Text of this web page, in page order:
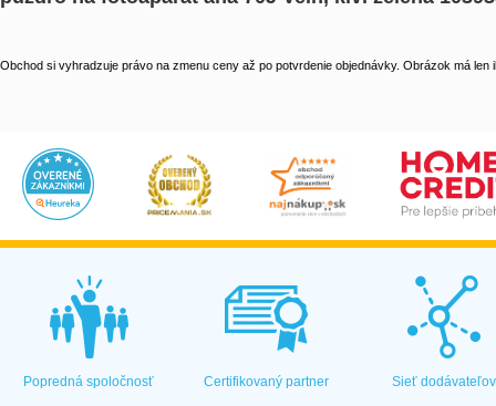
Obchod si vyhradzuje právo na zmenu ceny až po potvrdenie objednávky. Obrázok má len
Popredná spoločnosť Certifikovaný partner Sieť dodávateľov